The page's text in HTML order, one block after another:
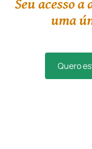
uma
Quero